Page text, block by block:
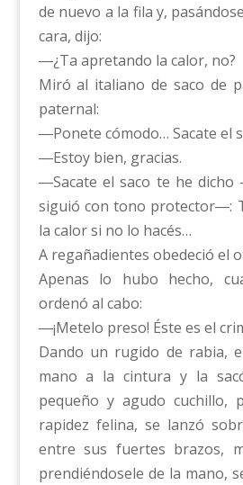
de nuevo a la fila y,
cara, dijo:
―¿Ta apretando la calor, no?
Miró al italiano de saco de
paternal:
―Ponete cómodo… Sacate el
―Estoy bien, gracias.
―Sacate el saco te he
siguió con tono protector―:
la calor si no lo hacés…
A regañadientes obedeció el
Apenas lo hubo hecho,
ordenó al cabo:
―¡Metelo preso! Éste es el
Dando un rugido de rabia,
mano a la cintura y la
pequeño y agudo cuchillo,
rapidez felina, se lanzó
entre sus fuertes brazos,
prendiéndosele de la mano,